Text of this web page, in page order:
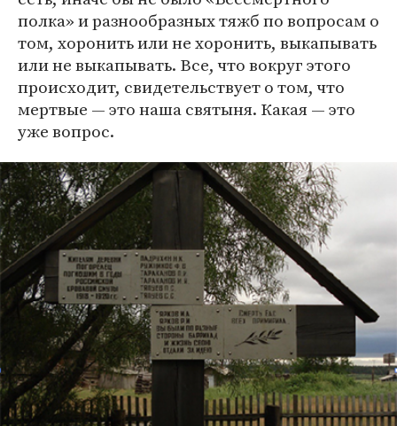
полка» и разнообразных тяжб по вопросам о
том, хоронить или не хоронить, выкапывать
или не выкапывать. Все, что вокруг этого
происходит, свидетельствует о том, что
мертвые — это наша святыня. Какая — это
уже вопрос.